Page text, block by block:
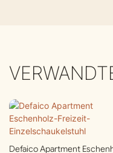
Defaico Apartment